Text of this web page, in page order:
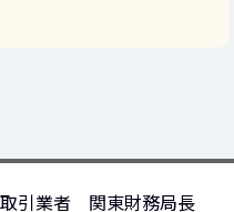
引業者 関東財務局長